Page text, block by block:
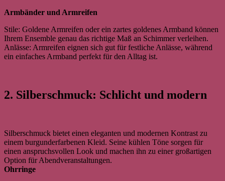
Armbänder und Armreifen
Stile: Goldene Armreifen oder ein zartes goldenes Armband können
Ihrem Ensemble genau das richtige Maß an Schimmer verleihen.
Anlässe: Armreifen eignen sich gut für festliche Anlässe, während
ein einfaches Armband perfekt für den Alltag ist.
2. Silberschmuck: Schlicht und modern
Silberschmuck bietet einen eleganten und modernen Kontrast zu
einem burgunderfarbenen Kleid. Seine kühlen Töne sorgen für
einen anspruchsvollen Look und machen ihn zu einer großartigen
Option für Abendveranstaltungen.
Ohrringe